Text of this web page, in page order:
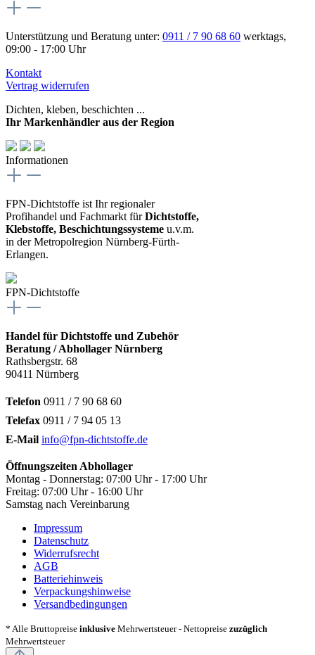
Unterstützung und Beratung unter: 0911 / 7 90 68 60 werktags,
09:00 - 17:00 Uhr
Kontakt
Vertrag widerrufen
Dichten, kleben, beschichten ...
Ihr Markenhändler aus der Region
Informationen
FPN-Dichtstoffe ist Ihr regionaler
Profihandel und Fachmarkt fürDichtstoffe,
Klebstoffe, Beschichtungssysteme u.v.m.
in der Metropolregion Nürnberg-Fürth-
Erlangen.
FPN-Dichtstoffe
Handel für Dichtstoffe und Zubehör
Beratung / Abhollager Nürnberg
Rathsbergstr. 68
90411 Nürnberg
Telefon 0911 / 7 90 68 60
Telefax 0911 / 7 94 05 13
E-Mail info@fpn-dichtstoffe.de
Öffnungszeiten Abhollager
Montag - Donnerstag: 07:00 Uhr - 17:00 Uhr
Freitag: 07:00 Uhr - 16:00 Uhr
Samstag nach Vereinbarung
Impressum
Datenschutz
Widerrufsrecht
AGB
Batteriehinweis
Verpackungshinweise
Versandbedingungen
* Alle Bruttopreise inklusive Mehrwertsteuer - Nettopreise zuzüglich
Mehrwertsteuer